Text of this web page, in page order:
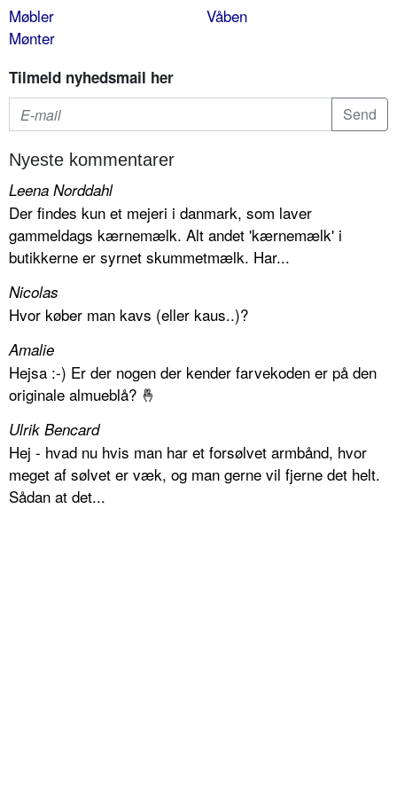
Møbler
Mønter
Våben
Tilmeld nyhedsmail her
Nyeste kommentarer
Leena Norddahl
Der findes kun et mejeri i danmark, som laver
gammeldags kærnemælk. Alt andet 'kærnemælk' i
butikkerne er syrnet skummetmælk. Har...
Nicolas
Hvor køber man kavs (eller kaus..)?
Amalie
Hejsa :-) Er der nogen der kender farvekoden er på den
originale almueblå? 🤞
Ulrik Bencard
Hej - hvad nu hvis man har et forsølvet armbånd, hvor
meget af sølvet er væk, og man gerne vil fjerne det helt.
Sådan at det...